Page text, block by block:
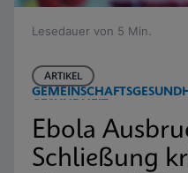
Lesedauer von 5 Min.
ARTIKEL
Ebola
Schließung